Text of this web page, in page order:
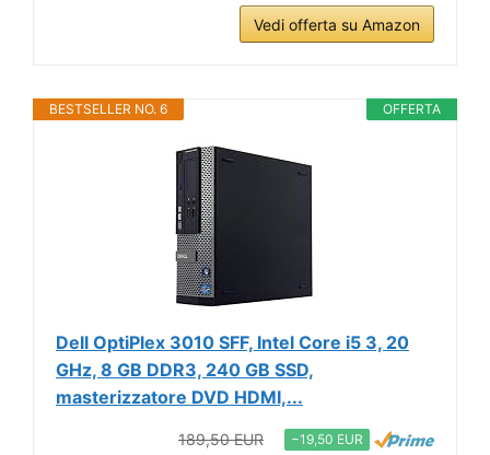
Vedi offerta su Amazon
OFFERTA
BESTSELLER NO. 6
Dell OptiPlex 3010 SFF, Intel Core i5 3, 20
GHz, 8 GB DDR3, 240 GB SSD,
masterizzatore DVD HDMI,...
189,50 EUR −19,50 EUR